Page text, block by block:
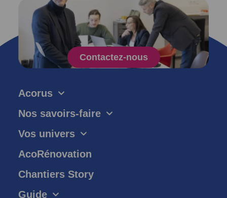
Contactez-nous
Acorus
Nos savoirs-faire
Vos univers
AcoRénovation
Chantiers Story
Guide